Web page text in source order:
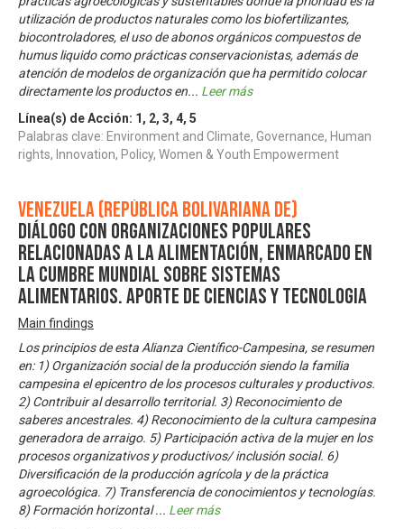
utilización de productos naturales como los biofertilizantes,
biocontroladores, el uso de abonos orgánicos compuestos de
humus liquido como prácticas conservacionistas, además de
atención de modelos de organización que ha permitido colocar
directamente los productos en... Leer más
Línea(s) de Acción: 1 , 2, 3, 4, 5
Palabras clave: Environment and Climate, Governance, Human
rights, Innovation, Policy, Women & Youth Empowerment
Venezuela (República Bolivariana de)
Diálogo con Organizaciones Populares
relacionadas a la Alimentación, enmarcado en
la Cumbre Mundial sobre Sistemas
Alimentarios. Aporte de Ciencias y Tecnologia
Main findings
Los principios de esta Alianza Científico-Campesina, se resumen
en: 1) Organización social de la producción siendo la familia
campesina el epicentro de los procesos culturales y productivos.
2) Contribuir al desarrollo territorial. 3) Reconocimiento de
saberes ancestrales. 4) Reconocimiento de la cultura campesina
generadora de arraigo. 5) Participación activa de la mujer en los
procesos organizativos y productivos/ inclusión social. 6)
Diversificación de la producción agrícola y de la práctica
agroecológica. 7) Transferencia de conocimientos y tecnologías.
8) Formación horizontal... Leer más